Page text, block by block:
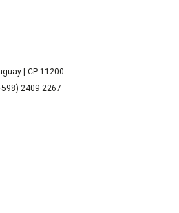
| CP 11200
2409 2267